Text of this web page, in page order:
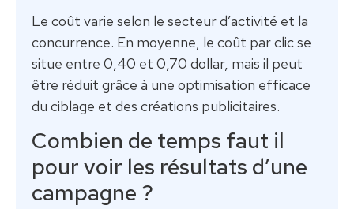
Le coût varie selon le secteur d’activité et la
concurrence. En moyenne, le coût par clic se
situe entre 0,40 et 0,70 dollar, mais il peut
être réduit grâce à une optimisation efficace
du ciblage et des créations publicitaires.
Combien de temps faut il
pour voir les résultats d’une
campagne ?